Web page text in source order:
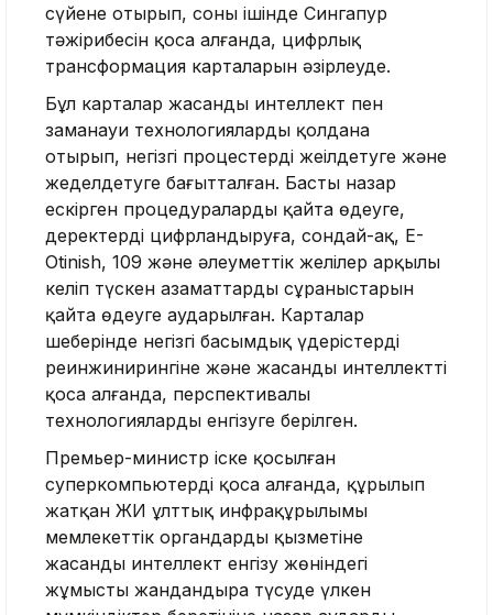
сүйене отырып, соның ішінде Сингапур
тәжірибесін қоса алғанда, цифрлық
трансформация карталарын әзірлеуде.
Бұл карталар жасанды интеллект пен
заманауи технологияларды қолдана
отырып, негізгі процестерді жеңілдетуге және
жеделдетуге бағытталған. Басты назар
ескірген процедураларды қайта өңдеуге,
деректерді цифрландыруға, сондай-ақ, E-
Otinish, 109 және әлеуметтік желілер арқылы
келіп түскен азаматтардың сұраныстарын
қайта өңдеуге аударылған. Карталар
шеңберінде негізгі басымдық үдерістердің
реинжинирингіне және жасанды интеллектті
қоса алғанда, перспективалы
технологияларды енгізуге берілген.
Премьер-министр іске қосылған
суперкомпьютерді қоса алғанда, құрылып
жатқан ЖИ ұлттық инфрақұрылымы
мемлекеттік органдардың қызметіне
жасанды интеллект енгізу жөніндегі
жұмысты жандандыра түсуде үлкен